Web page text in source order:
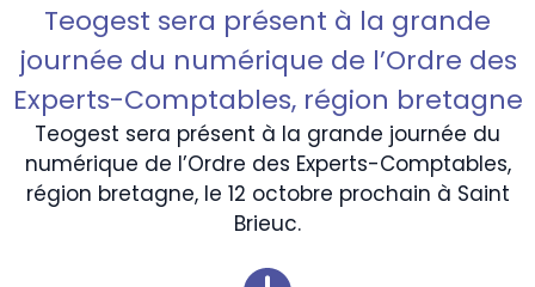
Teogest sera présent à la grande
journée du numérique de l’Ordre des
Experts-Comptables, région bretagne
Teogest sera présent à la grande journée du
numérique de l’Ordre des Experts-Comptables,
région bretagne, le 12 octobre prochain à Saint
Brieuc.